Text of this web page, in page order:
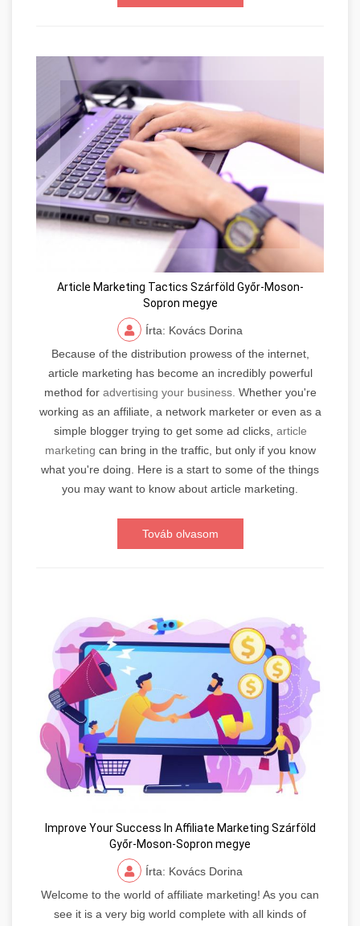
Article Marketing Tactics Szárföld Győr-Moson-
Sopron megye
Írta: Kovács Dorina
Because of the distribution prowess of the internet,
article marketing has become an incredibly powerful
method for advertising your business. Whether you're
working as an affiliate, a network marketer or even as a
simple blogger trying to get some ad clicks, article
marketing can bring in the traffic, but only if you know
what you're doing. Here is a start to some of the things
you may want to know about article marketing.
Továb olvasom
Improve Your Success In Affiliate Marketing Szárföld
Győr-Moson-Sopron megye
Írta: Kovács Dorina
Welcome to the world of affiliate marketing! As you can
see it is a very big world complete with all kinds of